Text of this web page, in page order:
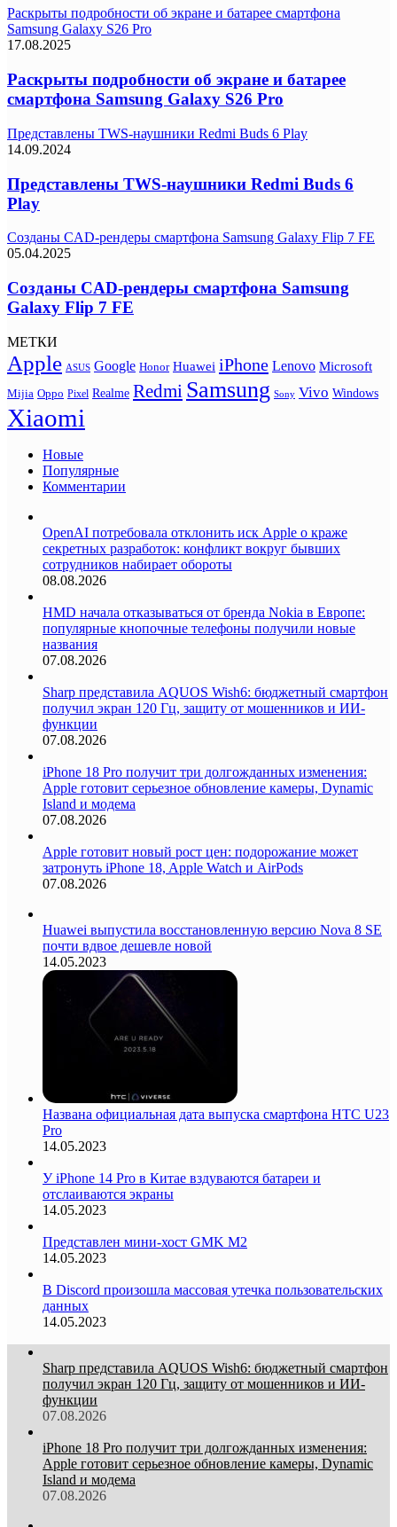
Раскрыты подробности об экране и батарее смартфона
Samsung Galaxy S26 Pro
17.08.2025
Раскрыты подробности об экране и батарее
смартфона Samsung Galaxy S26 Pro
Представлены TWS-наушники Redmi Buds 6 Play
14.09.2024
Представлены TWS-наушники Redmi Buds 6
Play
Созданы CAD-рендеры смартфона Samsung Galaxy Flip 7 FE
05.04.2025
Созданы CAD-рендеры смартфона Samsung
Galaxy Flip 7 FE
МЕТКИ
Apple ASUS Google Honor Huawei iPhone Lenovo Microsoft
Mijia Oppo Pixel Realme Redmi Samsung Sony Vivo Windows
Xiaomi
Новые
Популярные
Комментарии
OpenAI потребовала отклонить иск Apple о краже
секретных разработок: конфликт вокруг бывших
сотрудников набирает обороты
08.08.2026
HMD начала отказываться от бренда Nokia в Европе:
популярные кнопочные телефоны получили новые
названия
07.08.2026
Sharp представила AQUOS Wish6: бюджетный смартфон
получил экран 120 Гц, защиту от мошенников и ИИ-
функции
07.08.2026
iPhone 18 Pro получит три долгожданных изменения:
Apple готовит серьезное обновление камеры, Dynamic
Island и модема
07.08.2026
Apple готовит новый рост цен: подорожание может
затронуть iPhone 18, Apple Watch и AirPods
07.08.2026
Huawei выпустила восстановленную версию Nova 8 SE
почти вдвое дешевле новой
14.05.2023
Названа официальная дата выпуска смартфона HTC U23
Pro
14.05.2023
У iPhone 14 Pro в Китае вздуваются батареи и
отслаиваются экраны
14.05.2023
Представлен мини-хост GMK M2
14.05.2023
В Discord произошла массовая утечка пользовательских
данных
14.05.2023
Sharp представила AQUOS Wish6: бюджетный смартфон
получил экран 120 Гц, защиту от мошенников и ИИ-
функции
07.08.2026
iPhone 18 Pro получит три долгожданных изменения:
Apple готовит серьезное обновление камеры, Dynamic
Island и модема
07.08.2026